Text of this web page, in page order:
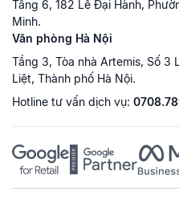
Tầng 6, 182 Lê Đại Hành,
Minh.
Văn phòng Hà Nội
Tầng 3, Tòa nhà Artemis, Số 3
Liệt, Thành phố Hà Nội.
Hotline tư vấn dịch vụ: